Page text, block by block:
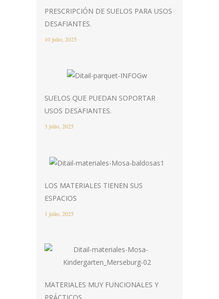
PRESCRIPCIÓN DE SUELOS PARA USOS
DESAFIANTES.
10 julio, 2025
SUELOS QUE PUEDAN SOPORTAR
USOS DESAFIANTES.
3 julio, 2025
LOS MATERIALES TIENEN SUS
ESPACIOS
1 julio, 2025
MATERIALES MUY FUNCIONALES Y
PRÁCTICOS.